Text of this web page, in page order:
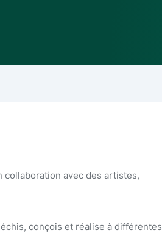
collaboration avec des artistes,
conçois et réalise à différentes